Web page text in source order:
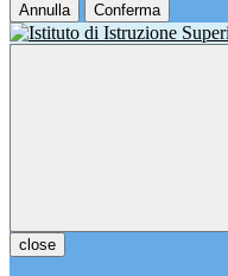
Annulla Conferma
close